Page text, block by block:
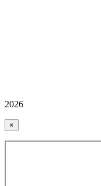
2026
×